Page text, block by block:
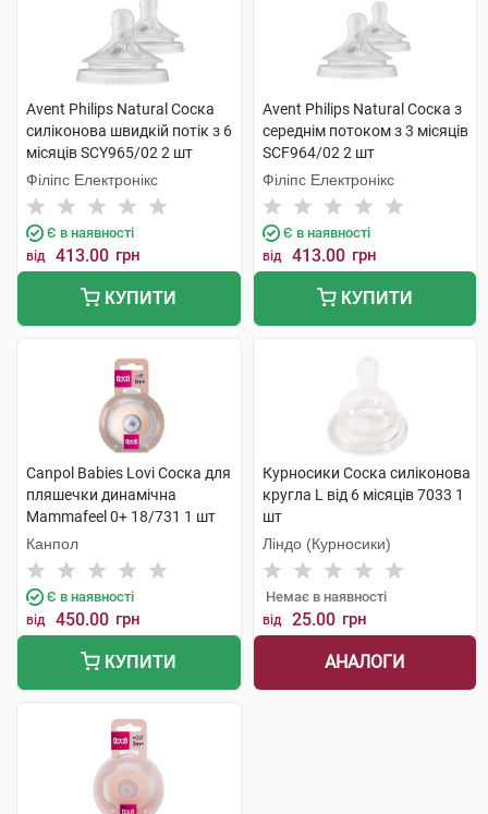
Avent Philips Natural Соска
силіконова швидкій потік з 6
місяців SCY965/02 2 шт
Філіпс Електронікс
Є в наявності
від 413.00 грн
КУПИТИ
Avent Philips Natural Соска з
середнім потоком з 3 місяців
SCF964/02 2 шт
Філіпс Електронікс
Є в наявності
від 413.00 грн
КУПИТИ
Canpol Babies Lovi Соска для
пляшечки динамічна
Mammafeel 0+ 18/731 1 шт
Канпол
Є в наявності
від 450.00 грн
КУПИТИ
Курносики Соска силіконова
кругла L від 6 місяців 7033 1
шт
Ліндо (Курносики)
Немає в наявності
від 25.00 грн
АНАЛОГИ